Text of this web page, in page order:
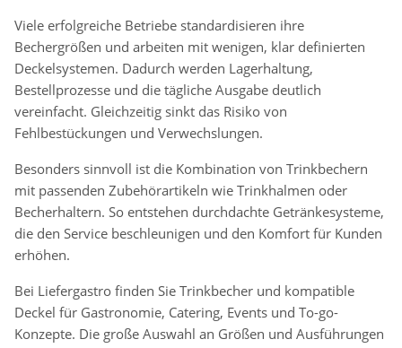
Viele erfolgreiche Betriebe standardisieren ihre
Bechergrößen und arbeiten mit wenigen, klar definierten
Deckelsystemen. Dadurch werden Lagerhaltung,
Bestellprozesse und die tägliche Ausgabe deutlich
vereinfacht. Gleichzeitig sinkt das Risiko von
Fehlbestückungen und Verwechslungen.
Besonders sinnvoll ist die Kombination von Trinkbechern
mit passenden Zubehörartikeln wie Trinkhalmen oder
Becherhaltern. So entstehen durchdachte Getränkesysteme,
die den Service beschleunigen und den Komfort für Kunden
erhöhen.
Bei Liefergastro finden Sie Trinkbecher und kompatible
Deckel für Gastronomie, Catering, Events und To-go-
Konzepte. Die große Auswahl an Größen und Ausführungen